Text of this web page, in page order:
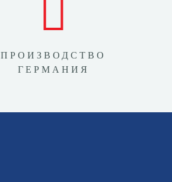
ПРОИЗВОДСТВО
ГЕРМАНИЯ